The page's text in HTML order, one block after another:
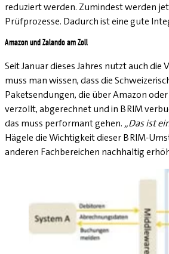
reduziert werden. Zumindest werden
Prüfprozesse. Dadurch ist eine gute
Amazon und Zalando am Zoll
Seit Januar dieses Jahres nutzt auch
muss man wissen, dass die
Paketsendungen, die über Amazon
verzollt, abgerechnet und in BRIM
das muss performant gehen. „Das ist
Hägele die Wichtigkeit dieser BRIM-
anderen Fachbereichen nachhaltig